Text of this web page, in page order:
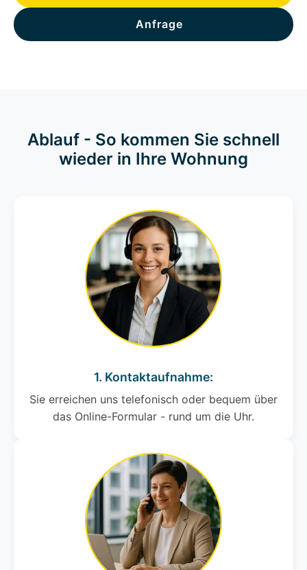
Anfrage
Ablauf - So kommen Sie schnell
wieder in Ihre Wohnung
1. Kontaktaufnahme:
Sie erreichen uns telefonisch oder bequem über
das Online-Formular - rund um die Uhr.